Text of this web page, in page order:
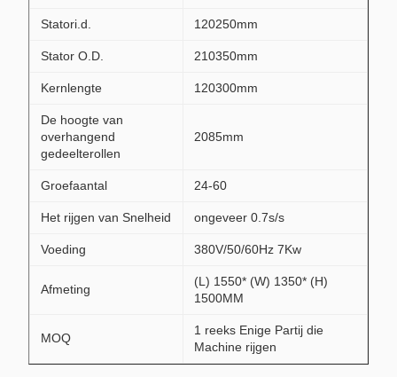
Statori.d. 120250mm
Stator O.D. 210350mm
Kernlengte 120300mm
De hoogte van
overhangend
gedeelterollen
2085mm
Groefaantal 24-60
Het rijgen van Snelheid ongeveer 0.7s/s
Voeding 380V/50/60Hz 7Kw
Afmeting
(L) 1550* (W) 1350* (H)
1500MM
MOQ
1 reeks Enige Partij die
Machine rijgen